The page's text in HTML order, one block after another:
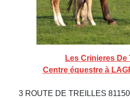
Les Crinieres De
Centre équestre à
3 ROUTE DE TREILLES